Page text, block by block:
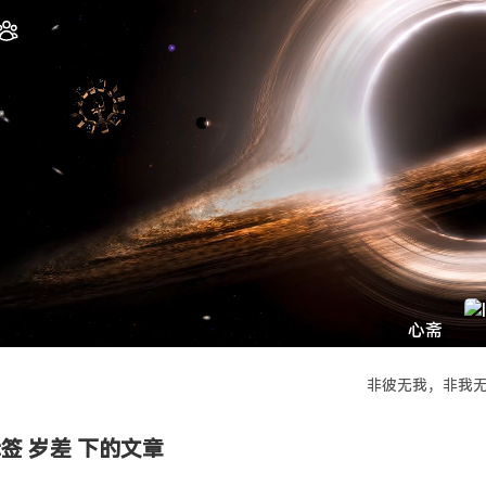
心斋
非彼无我，非我
岁差 下的文章